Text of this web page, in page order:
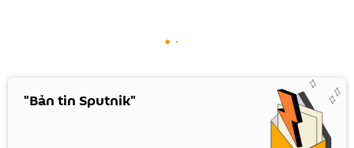
"Bản tin Sputnik"